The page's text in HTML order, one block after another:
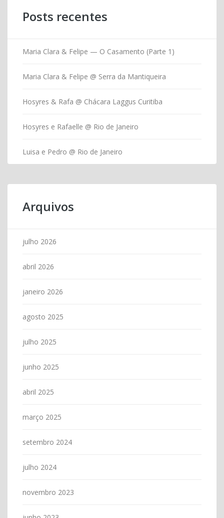
Posts recentes
Maria Clara & Felipe — O Casamento (Parte 1)
Maria Clara & Felipe @ Serra da Mantiqueira
Hosyres & Rafa @ Chácara Laggus Curitiba
Hosyres e Rafaelle @ Rio de Janeiro
Luisa e Pedro @ Rio de Janeiro
Arquivos
julho 2026
abril 2026
janeiro 2026
agosto 2025
julho 2025
junho 2025
abril 2025
março 2025
setembro 2024
julho 2024
novembro 2023